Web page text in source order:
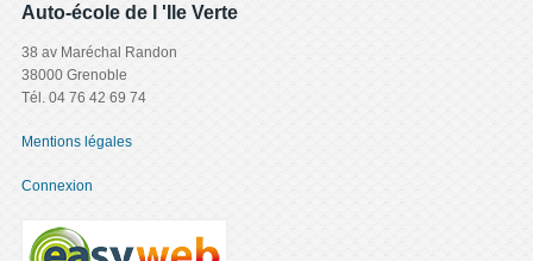
Auto-école de l 'Ile Verte
38 av Maréchal Randon
38000 Grenoble
Tél. 04 76 42 69 74
Mentions légales
Connexion